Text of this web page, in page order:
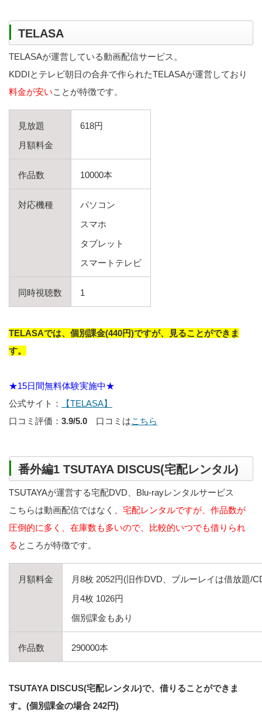
TELASA
TELASAが運営している動画配信サービス。
KDDIとテレビ朝日の合弁で作られたTELASAが運営しており
料金が安いことが特徴です。
見放題
月額料金
618円
作品数 10000本
対応機種
パソコン
スマホ
タブレット
スマートテレビ
同時視聴数 1
TELASAでは、個別課金(440円)ですが、見ることができま
す。
★15日間無料体験実施中★
公式サイト：
【TELASA】
口コミ評価： 3.9/5.0 口コミはこちら
番外編1 TSUTAYA DISCUS(宅配レンタル)
TSUTAYAが運営する宅配DVD、Blu-rayレンタルサービス
こちらは動画配信ではなく、 宅配レンタルですが、作品数が
圧倒的に多く、在庫数も多いので、比較的いつでも借りられ
る ところが特徴です。
月額料金
月8枚 2052円(旧作DVD、ブルーレイは借放題/
月4枚 1026円
個別課金もあり
作品数 290000本
TSUTAYA DISCUS(宅配レンタル)で、借りることができま
す。(個別課金の場合 242円)